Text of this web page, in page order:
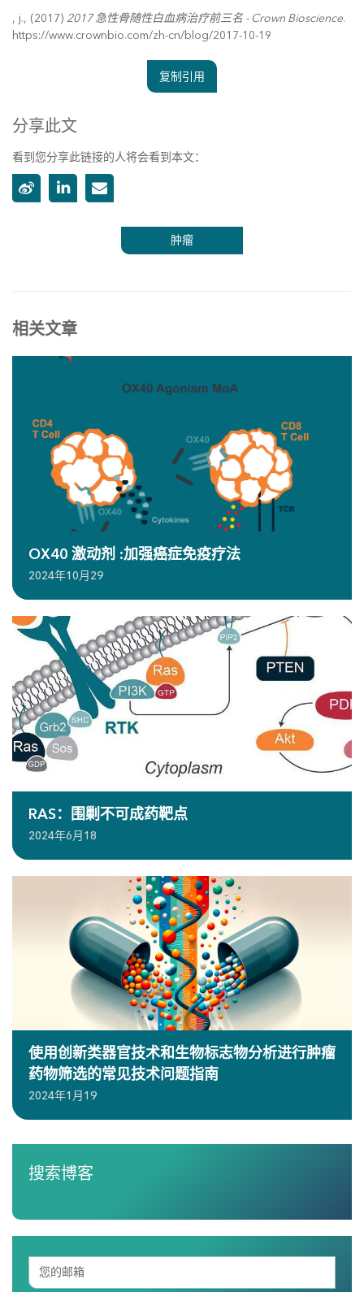
, j., (2017) 2017 急性骨随性白血病治疗前三名 - Crown Bioscience.
https://www.crownbio.com/zh-cn/blog/2017-10-19
复制引用
分享此文
看到您分享此链接的人将会看到本文：
肿瘤
相关文章
OX40 激动剂 :加强癌症免疫疗法
2024年10月29
RAS：围剿不可成药靶点
2024年6月18
使用创新类器官技术和生物标志物分析进行肿瘤
药物筛选的常见技术问题指南
2024年1月19
搜索博客